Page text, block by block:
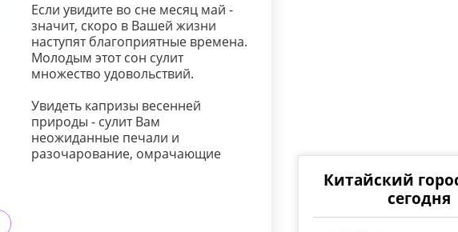
Если увидите во сне месяц май -
значит, скоро в Вашей жизни
наступят благоприятные времена.
Молодым этот сон сулит
множество удовольствий.
Увидеть капризы весенней
природы - сулит Вам
неожиданные печали и
разочарование, омрачающие
Китайский
сегодня